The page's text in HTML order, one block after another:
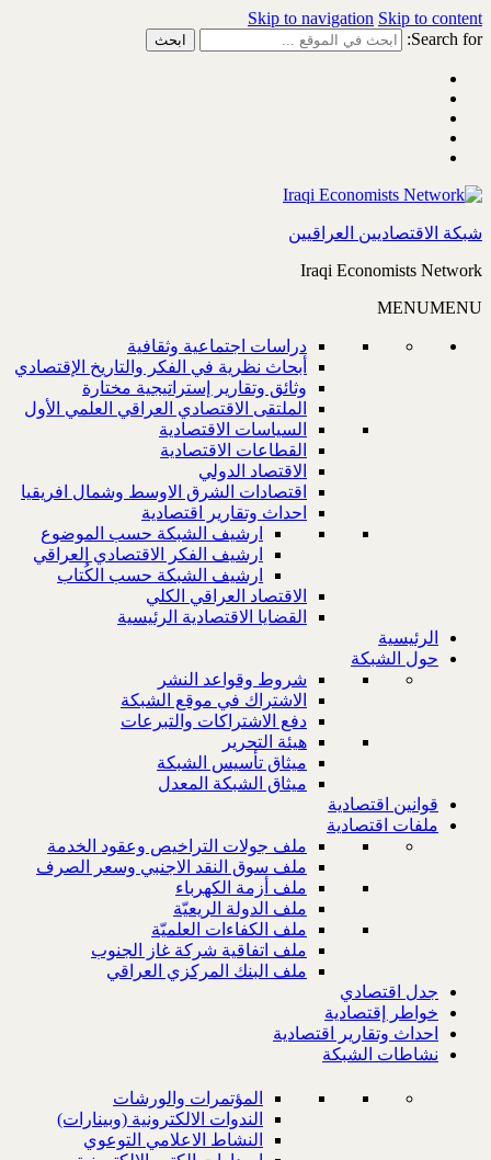
Skip to navigation Skip to content
Search for:
شبكة الاقتصاديين العراقيين
Iraqi Economists Network
MENUMENU
دراسات اجتماعية وثقافية
أبحاث نظرية في الفكر والتاريخ الإقتصادي
وثائق وتقارير إستراتيجية مختارة
الملتقى الاقتصادي العراقي العلمي الأول
السياسات الاقتصادية
القطاعات الاقتصادية
الاقتصاد الدولي
اقتصادات الشرق الاوسط وشمال افريقيا
احداث وتقارير اقتصادية
ارشيف الشبكة حسب الموضوع
ارشيف الفكر الاقتصادي العراقي
ارشيف الشبكة حسب الكُتاب
الاقتصاد العراقي الكلي
القضايا الاقتصادية الرئيسية
الرئيسية
حول الشبكة
شروط وقواعد النشر
الاشتراك في موقع الشبكة
دفع الاشتراكات والتبرعات
هيئة التحرير
ميثاق تأسيس الشبكة
ميثاق الشبكة المعدل
قوانين اقتصادية
ملفات اقتصادية
ملف جولات التراخيص وعقود الخدمة
ملف سوق النقد الاجنبي وسعر الصرف
ملف أزمة الكهرباء
ملف الدولة الريعيّة
ملف الكفاءات العلميّة
ملف اتفاقية شركة غاز الجنوب
ملف البنك المركزي العراقي
جدل اقتصادي
خواطر إقتصادية
احداث وتقارير اقتصادية
نشاطات الشبكة
المؤتمرات والورشات
الندوات الالكترونية (وبينارات)
النشاط الاعلامي التوعوي